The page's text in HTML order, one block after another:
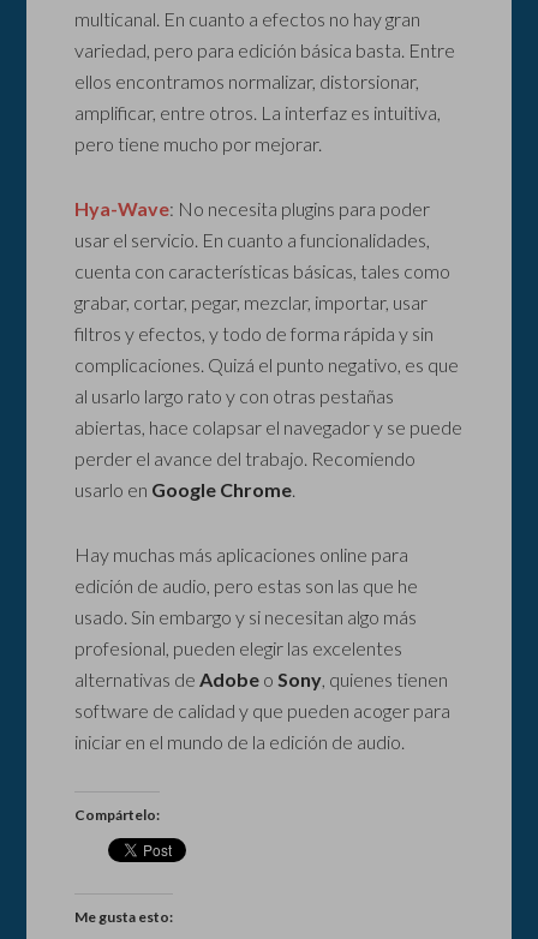
multicanal. En cuanto a efectos no hay gran
variedad, pero para edición básica basta. Entre
ellos encontramos normalizar, distorsionar,
amplificar, entre otros. La interfaz es intuitiva,
pero tiene mucho por mejorar.
Hya-Wave: No necesita plugins para poder
usar el servicio. En cuanto a funcionalidades,
cuenta con características básicas, tales como
grabar, cortar, pegar, mezclar, importar, usar
filtros y efectos, y todo de forma rápida y sin
complicaciones. Quizá el punto negativo, es que
al usarlo largo rato y con otras pestañas
abiertas, hace colapsar el navegador y se puede
perder el avance del trabajo. Recomiendo
usarlo en Google Chrome.
Hay muchas más aplicaciones online para
edición de audio, pero estas son las que he
usado. Sin embargo y si necesitan algo más
profesional, pueden elegir las excelentes
alternativas deAdobe o Sony, quienes tienen
software de calidad y que pueden acoger para
iniciar en el mundo de la edición de audio.
Compártelo:
Me gusta esto: